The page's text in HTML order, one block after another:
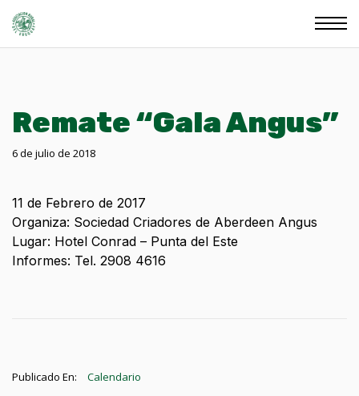
Remate “Gala Angus”
6 de julio de 2018
11 de Febrero de 2017
Organiza: Sociedad Criadores de Aberdeen Angus
Lugar: Hotel Conrad – Punta del Este
Informes: Tel. 2908 4616
Publicado En: Calendario